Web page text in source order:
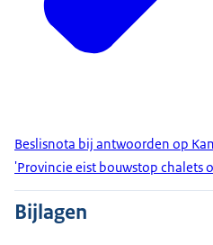
Beslisnota bij antwoorden op
'Provincie eist bouwstop chalets
Bijlagen